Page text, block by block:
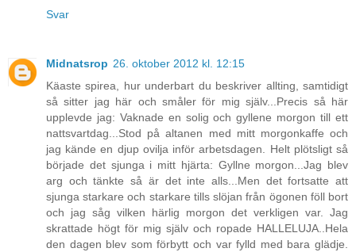
Svar
Midnatsrop 26. oktober 2012 kl. 12:15
Käaste spirea, hur underbart du beskriver allting, samtidigt
så sitter jag här och småler för mig själv...Precis så här
upplevde jag: Vaknade en solig och gyllene morgon till ett
nattsvartdag...Stod på altanen med mitt morgonkaffe och
jag kände en djup ovilja inför arbetsdagen. Helt plötsligt så
började det sjunga i mitt hjärta: Gyllne morgon...Jag blev
arg och tänkte så är det inte alls...Men det fortsatte att
sjunga starkare och starkare tills slöjan från ögonen föll bort
och jag såg vilken härlig morgon det verkligen var. Jag
skrattade högt för mig själv och ropade HALLELUJA..Hela
den dagen blev som förbytt och var fylld med bara glädje.